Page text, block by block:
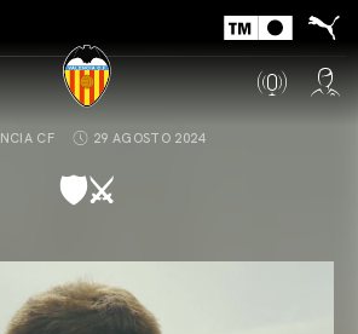
CF 29 AGOSTO 2024
🛡️⚔️